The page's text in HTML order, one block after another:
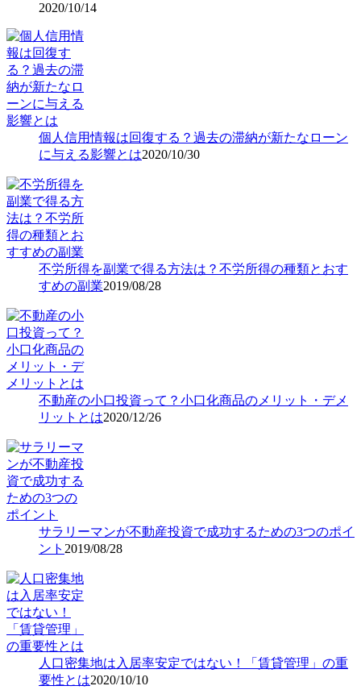
2020/10/14
個人信用情報は回復する？過去の滞納が新たなローン
に与える影響とは2020/10/30
不労所得を副業で得る方法は？不労所得の種類とおす
すめの副業2019/08/28
不動産の小口投資って？小口化商品のメリット・デメ
リットとは2020/12/26
サラリーマンが不動産投資で成功するための3つのポイ
ント 2019/08/28
人口密集地は入居率安定ではない！「賃貸管理」の重
要性とは2020/10/10